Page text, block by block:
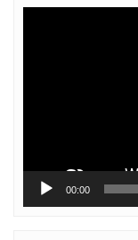
00:00